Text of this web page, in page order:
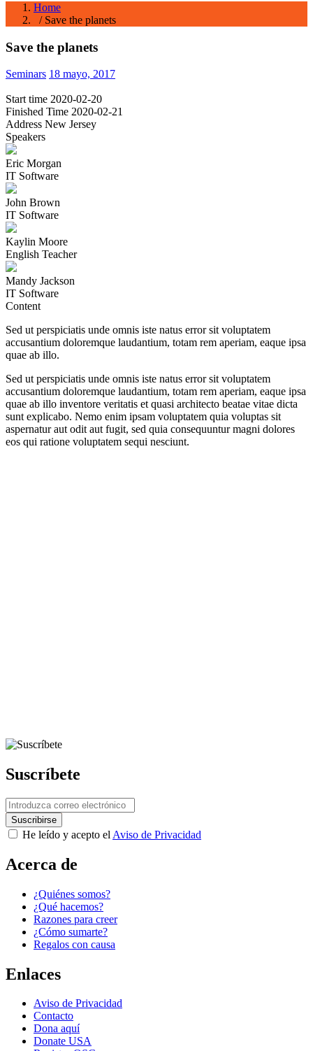
Home
/ Save the planets
Save the planets
Seminars 18 mayo, 2017
Start time 2020-02-20
Finished Time 2020-02-21
Address New Jersey
Speakers
Eric Morgan
IT Software
John Brown
IT Software
Kaylin Moore
English Teacher
Mandy Jackson
IT Software
Content
Sed ut perspiciatis unde omnis iste natus error sit voluptatem
accusantium doloremque laudantium, totam rem aperiam, eaque ipsa
quae ab illo.
Sed ut perspiciatis unde omnis iste natus error sit voluptatem
accusantium doloremque laudantium, totam rem aperiam, eaque ipsa
quae ab illo inventore veritatis et quasi architecto beatae vitae dicta
sunt explicabo. Nemo enim ipsam voluptatem quia voluptas sit
aspernatur aut odit aut fugit, sed quia consequuntur magni dolores
eos qui ratione voluptatem sequi nesciunt.
Suscríbete
He leído y acepto el Aviso de Privacidad
Acerca de
¿Quiénes somos?
¿Qué hacemos?
Razones para creer
¿Cómo sumarte?
Regalos con causa
Enlaces
Aviso de Privacidad
Contacto
Dona aquí
Donate USA